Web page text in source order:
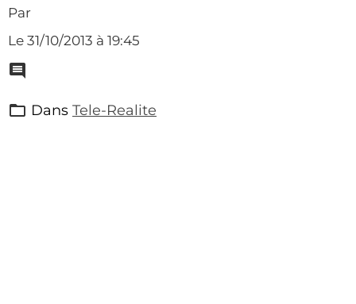
Par
Le 31/10/2013 à 19:45
Dans Tele-Realite